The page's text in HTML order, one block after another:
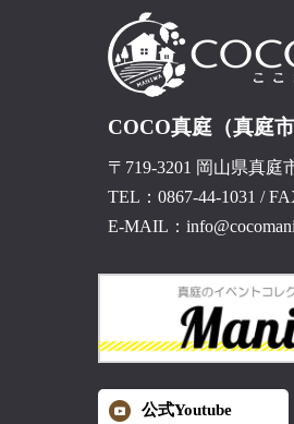
COCO真庭（真庭
〒719-3201 岡山県真庭
TEL：0867-44-1031 /
E-MAIL：
公式Youtube